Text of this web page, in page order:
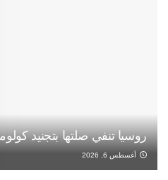
روسيا تنفي صلتها بتجنيد
أغسطس 6, 2026